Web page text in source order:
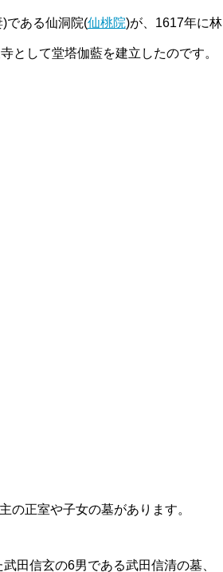
)である仙洞院(仙桃院)が、1617年に林
として堂塔伽藍を建立したのです。
の正室や子女の墓があります。
田信玄の6男である武田信清の墓、